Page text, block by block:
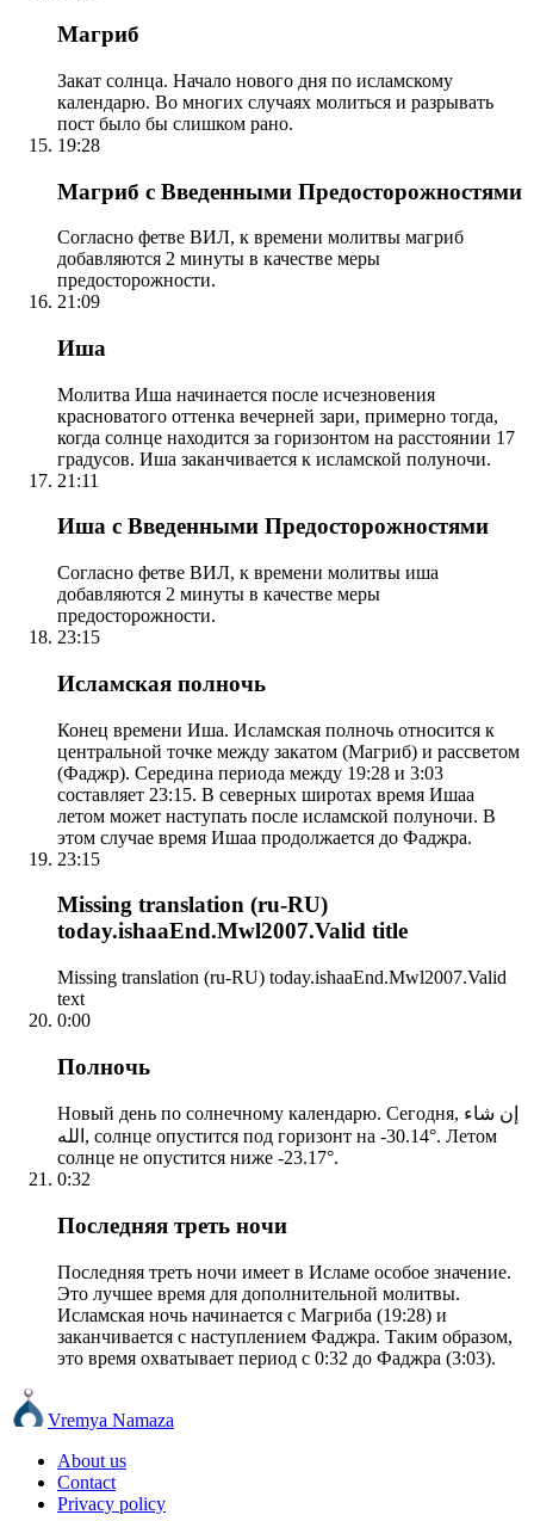
Магриб
Закат солнца. Начало нового дня по исламскому
календарю. Во многих случаях молиться и разрывать
пост было бы слишком рано.
19:28
Магриб с Введенными Предосторожностями
Согласно фетве ВИЛ, к времени молитвы магриб
добавляются 2 минуты в качестве меры
предосторожности.
21:09
Иша
Молитва Иша начинается после исчезновения
красноватого оттенка вечерней зари, примерно тогда,
когда солнце находится за горизонтом на расстоянии 17
градусов. Иша заканчивается к исламской полуночи.
21:11
Иша с Введенными Предосторожностями
Согласно фетве ВИЛ, к времени молитвы иша
добавляются 2 минуты в качестве меры
предосторожности.
23:15
Исламская полночь
Конец времени Иша. Исламская полночь относится к
центральной точке между закатом (Магриб) и рассветом
(Фаджр). Середина периода между 19:28 и 3:03
составляет 23:15. В северных широтах время Ишаа
летом может наступать после исламской полуночи. В
этом случае время Ишаа продолжается до Фаджра.
23:15
Missing translation (ru-RU)
today.ishaaEnd.Mwl2007.Valid title
Missing translation (ru-RU) today.ishaaEnd.Mwl2007.Valid
text
0:00
Полночь
Новый день по солнечному календарю. Сегодня, إن شاء
الله, солнце опустится под горизонт на -30.14°. Летом
солнце не опустится ниже -23.17°.
0:32
Последняя треть ночи
Последняя треть ночи имеет в Исламе особое значение.
Это лучшее время для дополнительной молитвы.
Исламская ночь начинается с Магриба (19:28) и
заканчивается с наступлением Фаджра. Таким образом,
это время охватывает период с 0:32 до Фаджра (3:03).
Vremya Namaza
About us
Contact
Privacy policy